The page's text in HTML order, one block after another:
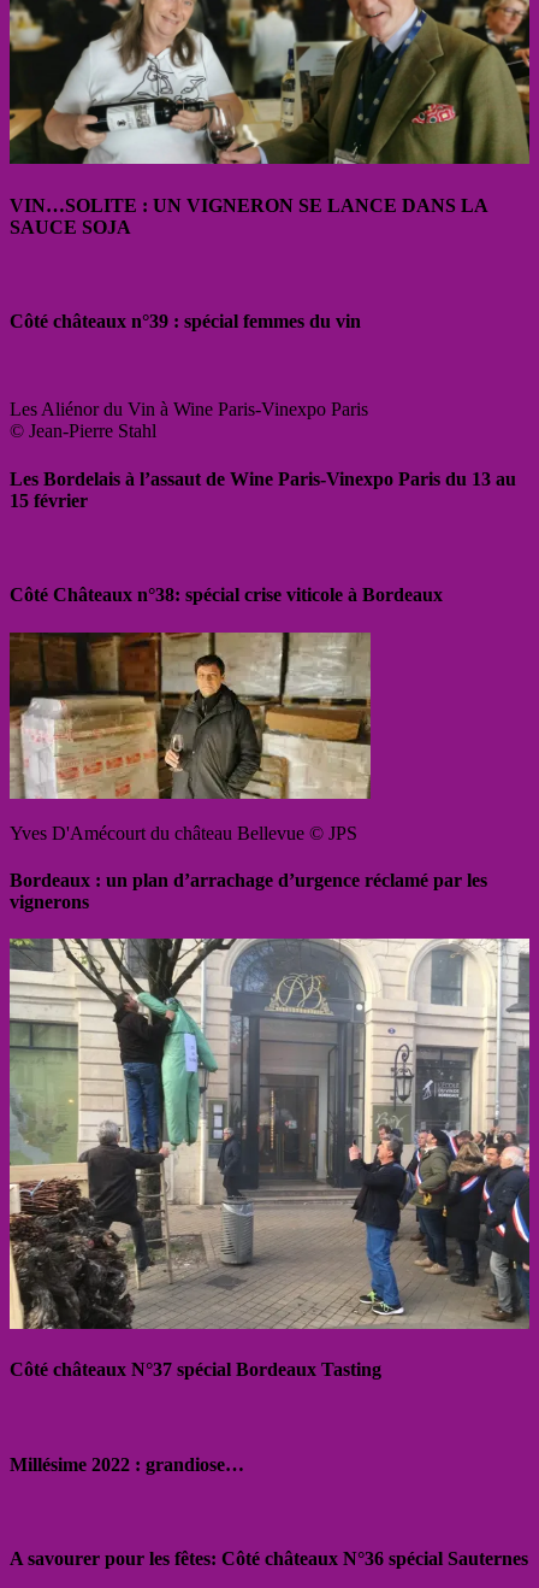
VIN…SOLITE : UN VIGNERON SE LANCE DANS LA
SAUCE SOJA
Côté châteaux n°39 : spécial femmes du vin
Les Aliénor du Vin à Wine Paris-Vinexpo Paris
© Jean-Pierre Stahl
Les Bordelais à l’assaut de Wine Paris-Vinexpo Paris du 13 au
15 février
Côté Châteaux n°38: spécial crise viticole à Bordeaux
Yves D'Amécourt du château Bellevue © JPS
Bordeaux : un plan d’arrachage d’urgence réclamé par les
vignerons
Côté châteaux N°37 spécial Bordeaux Tasting
Millésime 2022 : grandiose…
A savourer pour les fêtes: Côté châteaux N°36 spécial Sauternes